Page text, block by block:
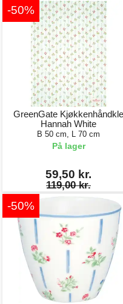
-50%
GreenGate Kjøkkenhåndkle
Hannah White
B 50 cm, L 70 cm
På lager
59,50 kr.
119,00 kr.
-50%